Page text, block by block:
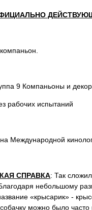
9 Компаньоны и
рабочих испытаний
Международной
СПРАВКА: Так
небольшому
«крысарик» -
можно было часто